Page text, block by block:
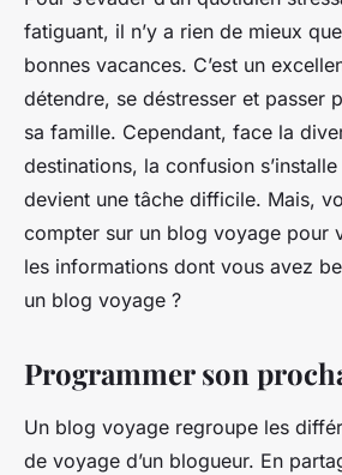
lire un blog voyage
nicole•17 janvier 2024•3 min de lecture
fatiguant, il n’y a rien de mieux
bonnes vacances. C’est un
détendre, se déstresser et passer
sa famille. Cependant, face la
destinations, la confusion
devient une tâche difficile. Mais,
compter sur un blog voyage pour
les informations dont vous avez
un blog voyage ?
Programmer son
Un blog voyage regroupe les
de voyage d’un blogueur. En